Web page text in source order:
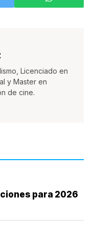
Licenciado en
y Master en
de cine.
para 2026